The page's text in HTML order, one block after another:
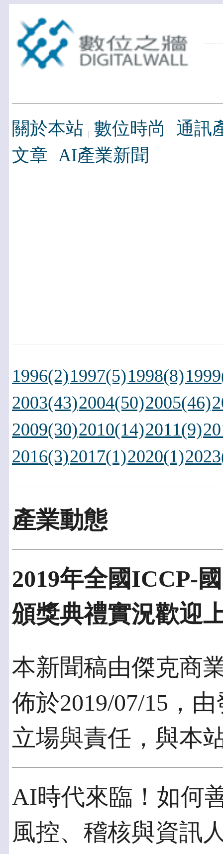
關於本站 數位時尚
通訊
文章 AI產業新聞
1996(2)1997(5)1998(8)
2003(43)2004(50)2005(46)
2009(30)2010(14)2011(9)
2016(3)2017(1)2020(1)
產業動態
2019年全國ICCP-
頒獎典禮實況歡迎
本新聞稿由傑克商
佈於2019/07/15，
立場與責任，與本
AI時代來臨！如何
風控、稽核與資訊